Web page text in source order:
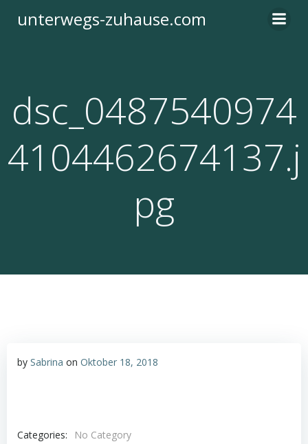
Inhalt
unterwegs-zuhause.com
dsc_0487540974
4104462674137.j
pg
by Sabrina on Oktober 18, 2018
Categories:
No Category